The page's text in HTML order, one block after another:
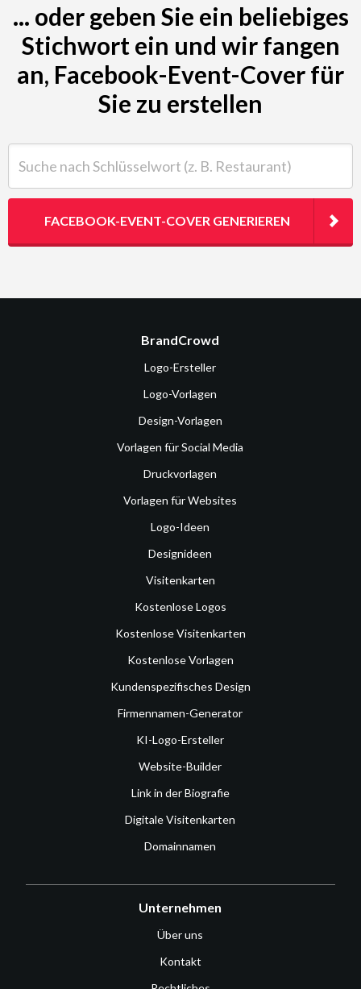
... oder geben Sie ein beliebiges
Stichwort ein und wir fangen
an, Facebook-Event-Cover für
Sie zu erstellen
FACEBOOK-EVENT-COVER GENERIEREN
BrandCrowd
Logo-Ersteller
Logo-Vorlagen
Design-Vorlagen
Vorlagen für Social Media
Druckvorlagen
Vorlagen für Websites
Logo-Ideen
Designideen
Visitenkarten
Kostenlose Logos
Kostenlose Visitenkarten
Kostenlose Vorlagen
Kundenspezifisches Design
Firmennamen-Generator
KI-Logo-Ersteller
Website-Builder
Link in der Biografie
Digitale Visitenkarten
Domainnamen
Unternehmen
Über uns
Kontakt